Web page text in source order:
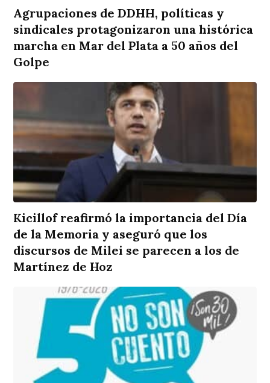
Agrupaciones de DDHH, políticas y
sindicales protagonizaron una histórica
marcha en Mar del Plata a 50 años del
Golpe
Kicillof reafirmó la importancia del Día
de la Memoria y aseguró que los
discursos de Milei se parecen a los de
Martínez de Hoz